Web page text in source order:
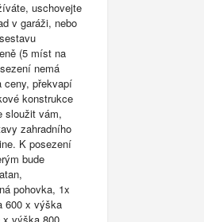
uschovejte
v garáži, nebo
(5 míst na
nemá
ceny, překvapí
konstrukce
sloužit vám,
zahradního
K posezení
bude
pohovka, 1x
600 x výška